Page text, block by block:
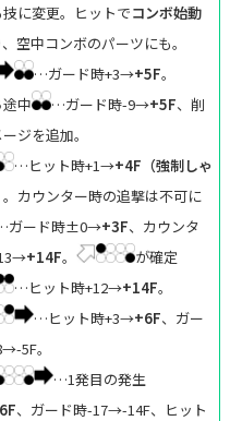
に変更。ヒットでコンボ始動
空中コンボのパーツにも。
…ガード時+3→+5F。
途中
…ガード時-9→+5F、削
ジを追加。
…ヒット時+1→+4F（強制しゃ
。カウンター時の追撃は不可に
ガード時±0→+3F、カウンタ
+14F。
が確定
…ヒット時+12→+14F。
…ヒット時+3→+6F、ガー
5F。
…1発目の発生
、ガード時-17→-14F、ヒット